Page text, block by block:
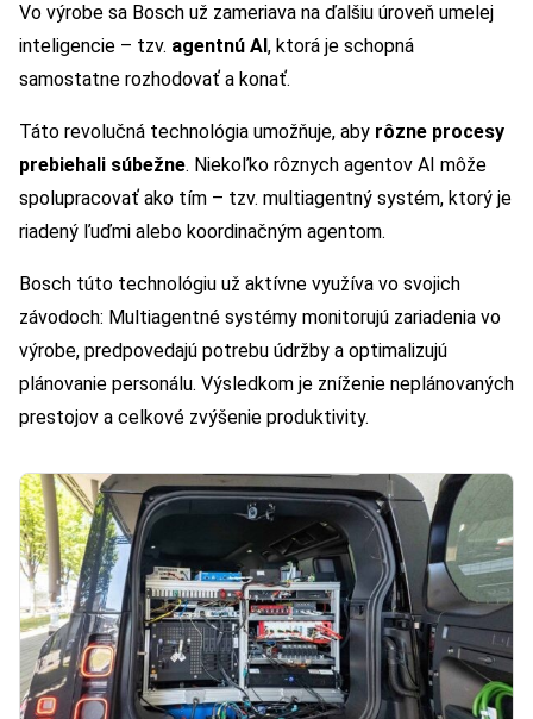
Vo výrobe sa Bosch už zameriava na ďalšiu úroveň umelej
inteligencie – tzv. agentnú AI , ktorá je schopná
samostatne rozhodovať a konať.
Táto revolučná technológia umožňuje, aby rôzne procesy
prebiehali súbežne. Niekoľko rôznych agentov AI môže
spolupracovať ako tím – tzv. multiagentný systém, ktorý je
riadený ľuďmi alebo koordinačným agentom.
Bosch túto technológiu už aktívne využíva vo svojich
závodoch: Multiagentné systémy monitorujú zariadenia vo
výrobe, predpovedajú potrebu údržby a optimalizujú
plánovanie personálu. Výsledkom je zníženie neplánovaných
prestojov a celkové zvýšenie produktivity.